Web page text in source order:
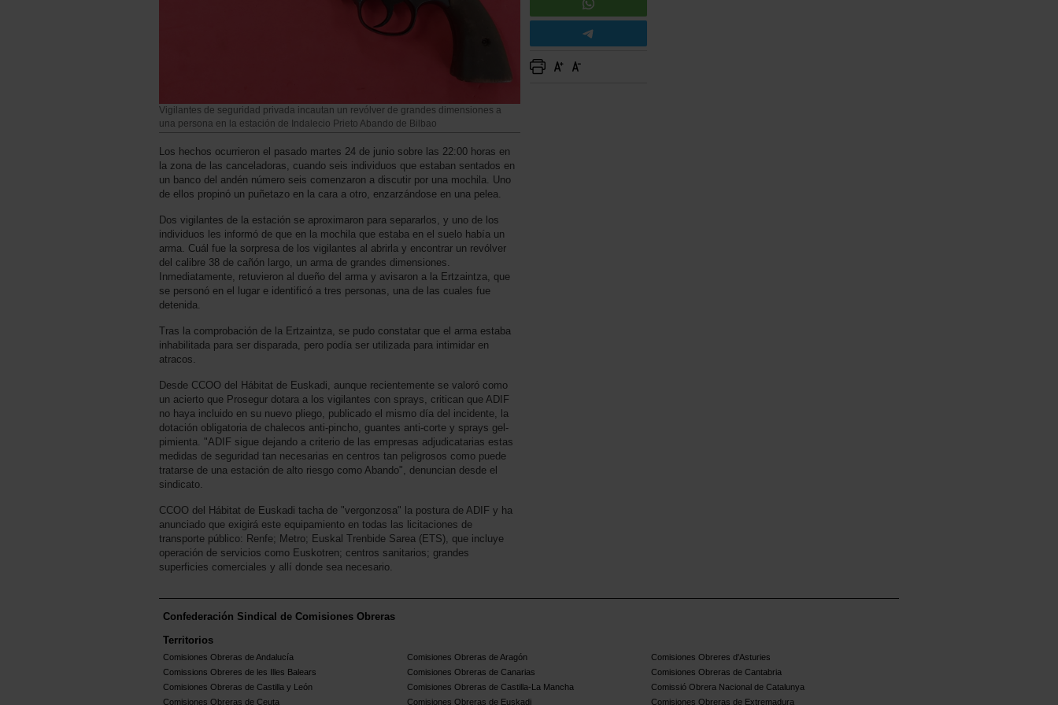
Vigilantes de seguridad privada incautan un revólver de grandes dimensiones a
una persona en la estación de Indalecio Prieto Abando de Bilbao
Los hechos ocurrieron el pasado martes 24 de junio sobre las 22:00 horas en
la zona de las canceladoras, cuando seis individuos que estaban sentados en
un banco del andén número seis comenzaron a discutir por una mochila. Uno
de ellos propinó un puñetazo en la cara a otro, enzarzándose en una pelea.
Dos vigilantes de la estación se aproximaron para separarlos, y uno de los
individuos les informó de que en la mochila que estaba en el suelo había un
arma. Cuál fue la sorpresa de los vigilantes al abrirla y encontrar un revólver
del calibre 38 de cañón largo, un arma de grandes dimensiones.
Inmediatamente, retuvieron al dueño del arma y avisaron a la Ertzaintza, que
se personó en el lugar e identificó a tres personas, una de las cuales fue
detenida.
Tras la comprobación de la Ertzaintza, se pudo constatar que el arma estaba
inhabilitada para ser disparada, pero podía ser utilizada para intimidar en
atracos.
Desde CCOO del Hábitat de Euskadi, aunque recientemente se valoró como
un acierto que Prosegur dotara a los vigilantes con sprays, critican que ADIF
no haya incluido en su nuevo pliego, publicado el mismo día del incidente, la
dotación obligatoria de chalecos anti-pincho, guantes anti-corte y sprays gel-
pimienta. "ADIF sigue dejando a criterio de las empresas adjudicatarias estas
medidas de seguridad tan necesarias en centros tan peligrosos como puede
tratarse de una estación de alto riesgo como Abando", denuncian desde el
sindicato.
CCOO del Hábitat de Euskadi tacha de "vergonzosa" la postura de ADIF y ha
anunciado que exigirá este equipamiento en todas las licitaciones de
transporte público: Renfe; Metro; Euskal Trenbide Sarea (ETS), que incluye
operación de servicios como Euskotren; centros sanitarios; grandes
superficies comerciales y allí donde sea necesario.
Confederación Sindical de Comisiones Obreras
Territorios
Comisiones Obreras de Andalucía Comisiones Obreras de Aragón
Comisiones Obreres d'Asturies
Comissions Obreres de les Illes Balears
Comisiones Obreras de Canarias
Comisiones Obreras de Cantabria
Comisiones Obreras de Castilla y León
Comisiones Obreras de Castilla-La Mancha
Comissió Obrera Nacional de Catalunya
Comisiones Obreras de Ceuta
Comisiones Obreras de Euskadi Comisiones Obreras de Extremadura